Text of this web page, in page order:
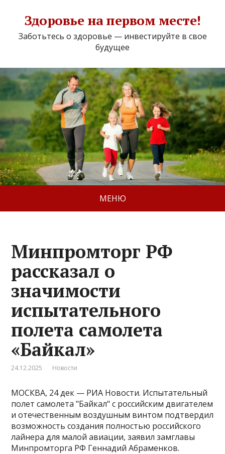
Здоровье на первом месте!
Заботьтесь о здоровье — инвестируйте в свое
будущее
МЕНЮ
Минпромторг РФ
рассказал о
значимости
испытательного
полета самолета
«Байкал»
24.12.2025 Новости
МОСКВА, 24 дек — РИА Новости. Испытательный
полет самолета "Байкал" с российским двигателем
и отечественным воздушным винтом подтвердил
возможность создания полностью российского
лайнера для малой авиации, заявил замглавы
Минпромторга РФ Геннадий Абраменков.